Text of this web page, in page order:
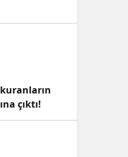
çıktı!